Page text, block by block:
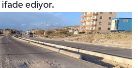
ifade ediyor.